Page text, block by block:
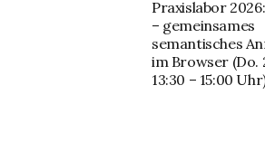
Praxislabor
– gemeinsames
semantisches
im Browser (Do.
13:30 – 15:00